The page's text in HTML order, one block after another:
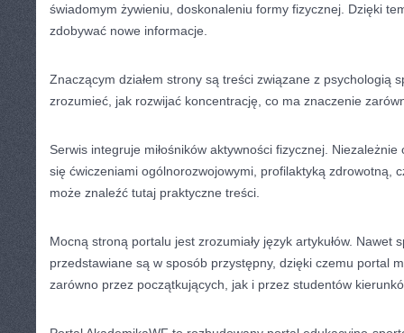
świadomym żywieniu, doskonaleniu formy fizycznej. Dzięki
zdobywać nowe informacje.
Znaczącym działem strony są treści związane z psychologią
zrozumieć, jak rozwijać koncentrację, co ma znaczenie
Serwis integruje miłośników aktywności fizycznej.
się ćwiczeniami ogólnorozwojowymi, profilaktyką zdrowotną,
może znaleźć tutaj praktyczne treści.
Mocną stroną portalu jest zrozumiały język artykułów. Nawet
przedstawiane są w sposób przystępny, dzięki czemu portal
zarówno przez początkujących, jak i przez studentów